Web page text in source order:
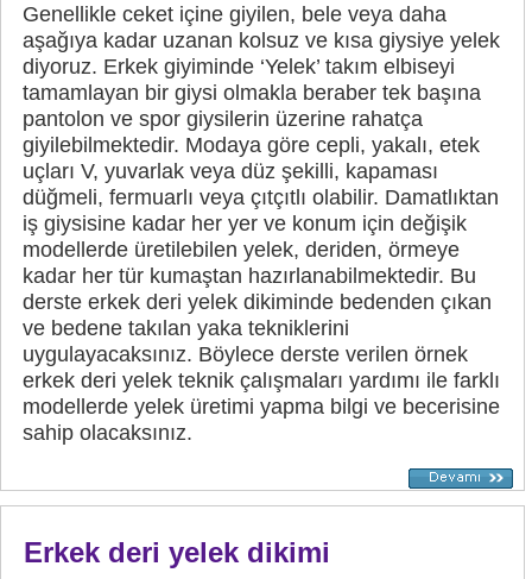
Genellikle ceket içine giyilen, bele veya daha
aşağıya kadar uzanan kolsuz ve kısa giysiye yelek
diyoruz. Erkek giyiminde ‘Yelek’ takım elbiseyi
tamamlayan bir giysi olmakla beraber tek başına
pantolon ve spor giysilerin üzerine rahatça
giyilebilmektedir. Modaya göre cepli, yakalı, etek
uçları V, yuvarlak veya düz şekilli, kapaması
düğmeli, fermuarlı veya çıtçıtlı olabilir. Damatlıktan
iş giysisine kadar her yer ve konum için değişik
modellerde üretilebilen yelek, deriden, örmeye
kadar her tür kumaştan hazırlanabilmektedir. Bu
derste erkek deri yelek dikiminde bedenden çıkan
ve bedene takılan yaka tekniklerini
uygulayacaksınız. Böylece derste verilen örnek
erkek deri yelek teknik çalışmaları yardımı ile farklı
modellerde yelek üretimi yapma bilgi ve becerisine
sahip olacaksınız.
Erkek deri yelek dikimi